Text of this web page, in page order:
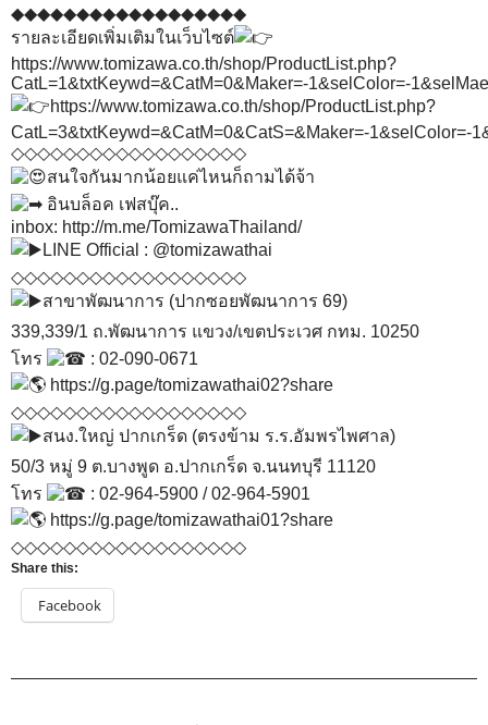
◆◆◆◆◆◆◆◆◆◆◆◆◆◆◆◆◆◆
รายละเอียดเพิ่มเติมในเว็บไซต์
https://www.tomizawa.co.th/shop/ProductList.php?
CatL=1&txtKeywd=&CatM=0&Maker=-1&selColor=-
https://www.tomizawa.co.th/shop/ProductList.php?
CatL=3&txtKeywd=&CatM=0&CatS=&Maker=-
◇◇◇◇◇◇◇◇◇◇◇◇◇◇◇◇◇◇
สนใจกันมากน้อยแค่ไหนก็ถามได้จ้า
อินบล็อค เฟสบุ๊ค..
inbox: http://m.me/TomizawaThailand/
LINE Official : @tomizawathai
◇◇◇◇◇◇◇◇◇◇◇◇◇◇◇◇◇◇
สาขาพัฒนาการ (ปากซอยพัฒนาการ 69)
339,339/1 ถ.พัฒนาการ แขวง/เขตประเวศ กทม. 10250
โทร
: 02-090-0671
https://g.page/tomizawathai02?share
◇◇◇◇◇◇◇◇◇◇◇◇◇◇◇◇◇◇
สนง.ใหญ่ ปากเกร็ด (ตรงข้าม ร.ร.อัมพรไพศาล)
50/3 หมู่ 9 ต.บางพูด อ.ปากเกร็ด จ.นนทบุรี 11120
โทร
: 02-964-5900 / 02-964-5901
https://g.page/tomizawathai01?share
◇◇◇◇◇◇◇◇◇◇◇◇◇◇◇◇◇◇
Share this:
Facebook